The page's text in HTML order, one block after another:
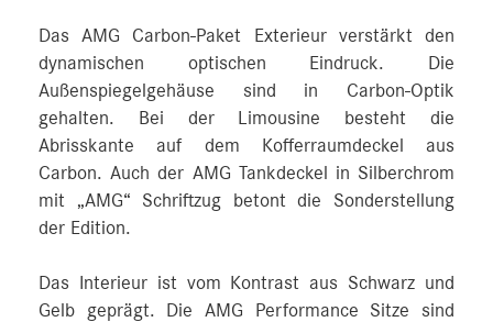
Das AMG Carbon-Paket Exterieur verstärkt den
dynamischen optischen Eindruck. Die
Außenspiegelgehäuse sind in Carbon-Optik
gehalten. Bei der Limousine besteht die
Abrisskante auf dem Kofferraumdeckel aus
Carbon. Auch der AMG Tankdeckel in Silberchrom
mit „AMG“ Schriftzug betont die Sonderstellung
der Edition.
Das Interieur ist vom Kontrast aus Schwarz und
Gelb geprägt. Die AMG Performance Sitze sind